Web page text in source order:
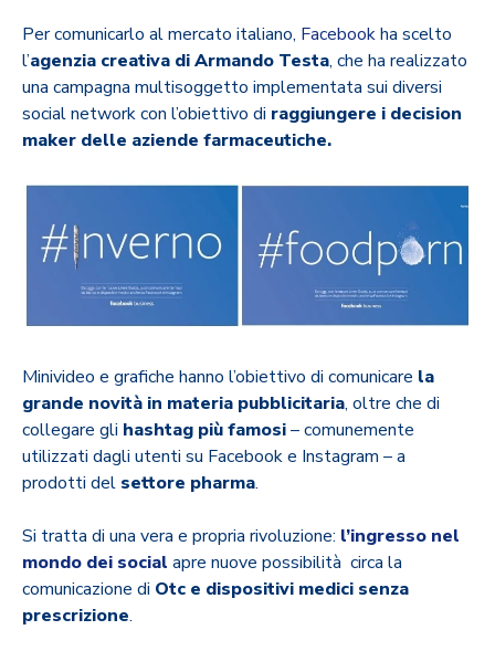
Per comunicarlo al mercato italiano, Facebookha scelto
l’agenzia creativa di Armando Testa, che ha realizzato
una campagna multisoggetto implementata sui diversi
social network con l’obiettivo di raggiungere i decision
maker delle aziende farmaceutiche.
Minivideo e grafiche hanno l’obiettivo di comunicare la
grande novità in materia pubblicitaria, oltre che di
collegare gli hashtag più famosi– comunemente
utilizzati dagli utenti su Facebook e Instagram – a
prodotti del settore pharma.
Si tratta di una vera e propria rivoluzione: l’ingresso nel
mondo dei social apre nuove possibilità circa la
comunicazione di Otc e dispositivi medici senza
prescrizione.